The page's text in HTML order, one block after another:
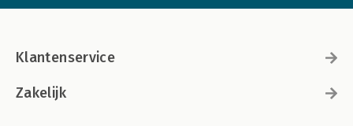
Klantenservice
Zakelijk